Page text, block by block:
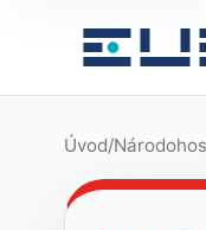
Úvod/